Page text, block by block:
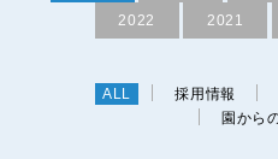
2022 2021
ALL 採用情報
園から